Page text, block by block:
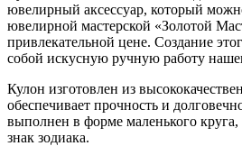
ювелирный аксессуар, который
ювелирной мастерской «Золотой
привлекательной цене. Создание
собой искусную ручную работу
Кулон изготовлен из
обеспечивает прочность и
выполнен в форме маленького
знак зодиака.